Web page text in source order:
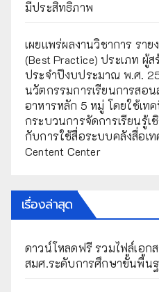
มีประสิทธิภาพ
เผยเเพร่ผลงานวิชาการ รา
(Best Practice) ประเภท ผู้
ประจำปีงบประมาณ พ.ศ.
นวัตกรรมการเรียนการสอ
อาหารหลัก 5 หมู่ โดยใช้เท
กระบวนการจัดการเรียนรู้เ
กับการใช้สื่อระบบคลังสื่อเท
Centent Center
เรื่องล่าสุด
ดาวน์โหลดฟรี รวมไฟล์เอก
สมศ.ระดับการศึกษาขั้นพื้น